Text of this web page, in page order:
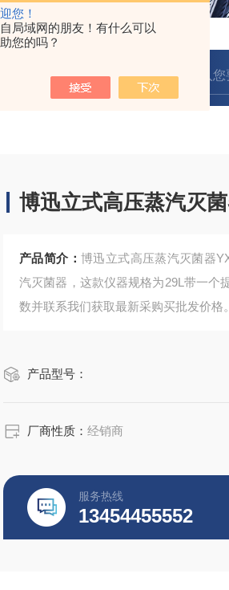
您！
局域网的朋友！有什么可以
您的吗？
压蒸汽灭菌器YXQ-LB-30SII
博迅立式高压蒸汽灭
产品简介：博迅立式高压蒸汽灭菌器
汽灭菌器，这款仪器规格为29L带一个
数并联系我们获取最新采购买批发价格
产品型号：
厂商性质：经销商
服务热线
13454455552